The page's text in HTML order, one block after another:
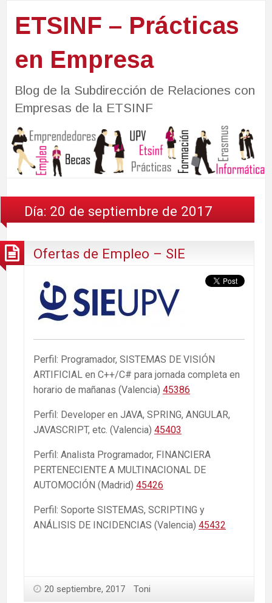
ETSINF – Prácticas
en Empresa
Blog de la Subdirección de Relaciones con
Empresas de la ETSINF
Día: 20 de septiembre de 2017
Ofertas de Empleo – SIE
Perfil: Programador, SISTEMAS DE VISIÓN
ARTIFICIAL en C++/C# para jornada completa en
horario de mañanas (Valencia) 45386
Perfil: Developer en JAVA, SPRING, ANGULAR,
JAVASCRIPT, etc. (Valencia) 45403
Perfil: Analista Programador, FINANCIERA
PERTENECIENTE A MULTINACIONAL DE
AUTOMOCIÓN (Madrid) 45426
Perfil: Soporte SISTEMAS, SCRIPTING y
ANÁLISIS DE INCIDENCIAS (Valencia) 45432
20 septiembre, 2017 Toni